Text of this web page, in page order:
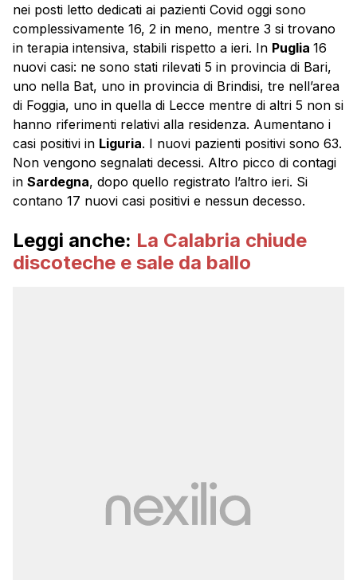
nei posti letto dedicati ai pazienti Covid oggi sono
complessivamente 16, 2 in meno, mentre 3 si trovano
in terapia intensiva, stabili rispetto a ieri. In Puglia 16
nuovi casi: ne sono stati rilevati 5 in provincia di Bari,
uno nella Bat, uno in provincia di Brindisi, tre nell’area
di Foggia, uno in quella di Lecce mentre di altri 5 non si
hanno riferimenti relativi alla residenza. Aumentano i
casi positivi in Liguria. I nuovi pazienti positivi sono 63.
Non vengono segnalati decessi. Altro picco di contagi
in Sardegna, dopo quello registrato l’altro ieri. Si
contano 17 nuovi casi positivi e nessun decesso.
Leggi anche: La Calabria chiude
discoteche e sale da ballo